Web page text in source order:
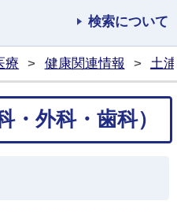
検索について
療 > 健康関連情報 > 土
・外科・歯科）